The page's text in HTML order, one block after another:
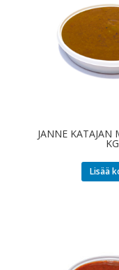
JANNE KATAJAN
KG
Lisää